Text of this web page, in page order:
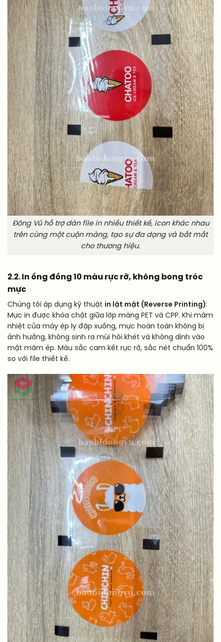
Đông Vũ hỗ trợ dàn file in nhiều thiết kế, icon khác nhau
trên cùng một cuộn màng, tạo sự đa dạng và bắt mắt
cho thương hiệu.
2.2. In ống đồng 10 màu rực rỡ, không bong tróc
mực
Chúng tôi áp dụng kỹ thuật in lật mặt (Reverse Printing):
Mực in được khóa chặt giữa lớp màng PET và CPP. Khi mâm
nhiệt của máy ép ly đập xuống, mực hoàn toàn không bị
ảnh hưởng, không sinh ra mùi hôi khét và không dính vào
mặt mâm ép. Màu sắc cam kết rực rỡ, sắc nét chuẩn 100%
so với file thiết kế.